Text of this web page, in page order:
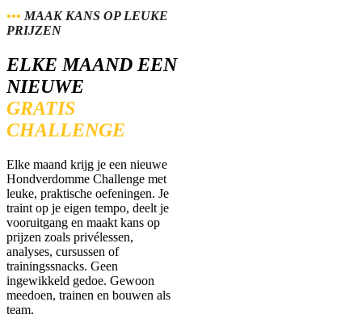
••• MAAK KANS OP LEUKE
PRIJZEN
ELKE MAAND EEN
NIEUWE
GRATIS
CHALLENGE
Elke maand krijg je een nieuwe
Hondverdomme Challenge met
leuke, praktische oefeningen. Je
traint op je eigen tempo, deelt je
vooruitgang en maakt kans op
prijzen zoals privélessen,
analyses, cursussen of
trainingssnacks. Geen
ingewikkeld gedoe. Gewoon
meedoen, trainen en bouwen als
team.